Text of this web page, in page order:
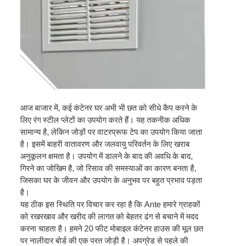
आज बाजार में, कई कंटेनर घर अभी भी छत को सीधे कैप करने के
लिए रंग स्टील प्लेटों का उपयोग करते हैं। यह तकनीक अधिक
सामान्य है, लेकिन जोड़ों पर वाटरप्रूफ टेप का उपयोग किया जाता
है। इसमें बाहरी वातावरण और जलवायु परिवर्तन के लिए खराब
अनुकूलन क्षमता है। उपयोग में डालने के बाद की अवधि के बाद,
गिरने का जोखिम है, जो रिसाव की समस्याओं का कारण बनता है,
जिसका घर के जीवन और उपयोग के अनुभव पर बहुत प्रभाव पड़ता
है।
यह ठीक इस स्थिति पर विचार कर रहा है कि Ante हमारे ग्राहकों
को रखरखाव और खरीद की लागत को बेहतर ढंग से बचाने में मदद
करना चाहता है। हमने 20 फीट मोबाइल कंटेनर हाउस की मूल छत
पर नालीदार बोर्ड की एक परत जोड़ी है। अपग्रेड से पहले की